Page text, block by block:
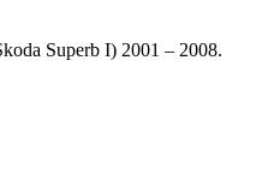
Superb I) 2001 – 2008.